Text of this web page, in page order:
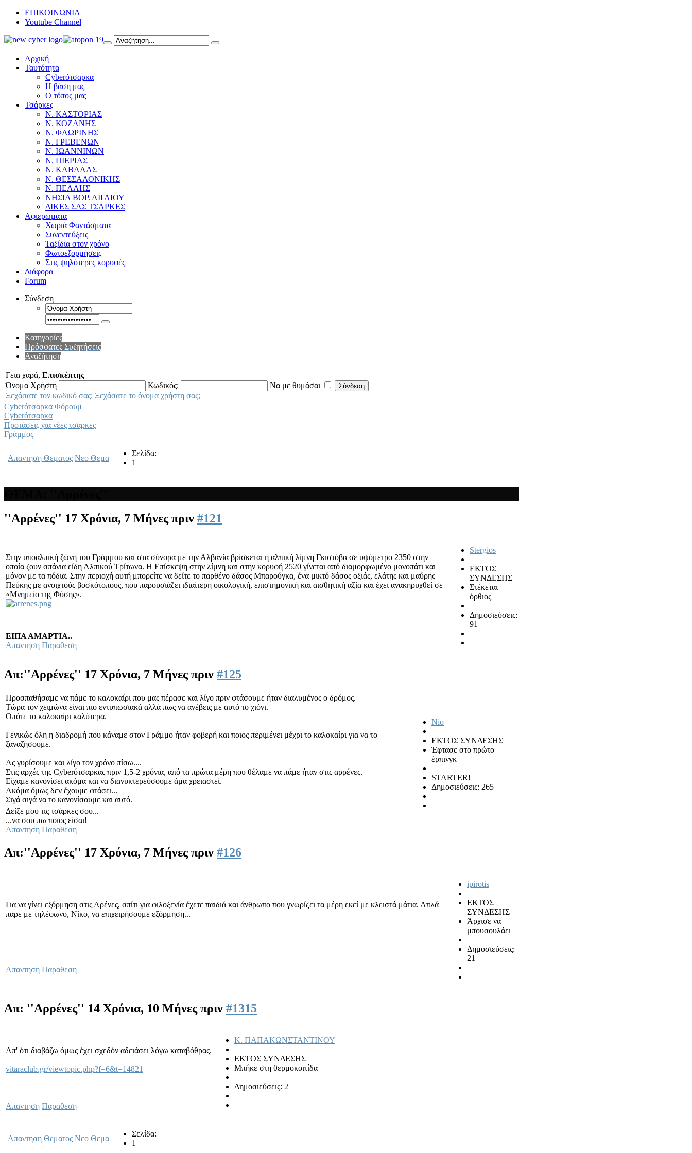
ΕΠΙΚΟΙΝΩΝΙΑ
Youtube Channel
Αρχική
Ταυτότητα
Cyberότσαρκα
Η βάση μας
Ο τόπος μας
Τσάρκες
Ν. ΚΑΣΤΟΡΙΑΣ
Ν. ΚΟΖΑΝΗΣ
Ν. ΦΛΩΡΙΝΗΣ
Ν. ΓΡΕΒΕΝΩΝ
Ν. ΙΩΑΝΝΙΝΩΝ
Ν. ΠΙΕΡΙΑΣ
Ν. ΚΑΒΑΛΑΣ
Ν. ΘΕΣΣΑΛΟΝΙΚΗΣ
Ν. ΠΕΛΛΗΣ
ΝΗΣΙΑ ΒΟΡ. ΑΙΓΑΙΟΥ
ΔΙΚΕΣ ΣΑΣ ΤΣΑΡΚΕΣ
Αφιερώματα
Χωριά Φαντάσματα
Συνεντεύξεις
Ταξίδια στον χρόνο
Φωτοεξορμήσεις
Στις ψηλότερες κορυφές
Διάφορα
Forum
Σύνδεση
Κατηγορίες
Πρόσφατες Συζητήσεις
Αναζήτηση
Γεια χαρά, Επισκέπτης
Όνομα Χρήστη
Κωδικός:
Να με θυμάσαι
Ξεχάσατε τον κωδικό σας; Ξεχάσατε το όνομα χρήστη σας;
Cyberότσαρκα Φόρουμ
Cyberότσαρκα
Προτάσεις για νέες τσάρκες
Γράμμος
Απαντηση Θεματος Νεο Θεμα
Σελίδα:
1
''Αρρένες'' 17 Χρόνια, 7 Μήνες πριν #121
Στην υποαλπική ζώνη του Γράμμου και στα σύνορα με την Αλβανία βρίσκεται η αλπική λίμνη Γκιστόβα σε υψόμετρο 2350 στην
οποία ζουν σπάνια είδη Αλπικού Τρίτωνα. Η Επίσκεψη στην λίμνη και στην κορυφή 2520 γίνεται από διαμορφωμένο μονοπάτι και
μόνον με τα πόδια. Στην περιοχή αυτή μπορείτε να δείτε το παρθένο δάσος Μπαρούγκα, ένα μικτό δάσος οξιάς, ελάτης και μαύρης
Πεύκης με ανοιχτούς βοσκότοπους, που παρουσιάζει ιδιαίτερη οικολογική, επιστημονική και αισθητική αξία και έχει ανακηρυχθεί σε
«Μνημείο της Φύσης».
Stergios
ΕΚΤΟΣ
ΣΥΝΔΕΣΗΣ
Στέκεται
όρθιος
Δημοσιεύσεις:
91
ΕΙΠΑ ΑΜΑΡΤΙΑ..
Απαντηση Παραθεση
Απ:''Αρρένες'' 17 Χρόνια, 7 Μήνες πριν #125
Προσπαθήσαμε να πάμε το καλοκαίρι που μας πέρασε και λίγο πριν φτάσουμε ήταν διαλυμένος ο δρόμος.
Τώρα τον χειμώνα είναι πιο εντυπωσιακά αλλά πως να ανέβεις με αυτό το χιόνι.
Οπότε το καλοκαίρι καλύτερα.
Γενικώς όλη η διαδρομή που κάναμε στον Γράμμο ήταν φοβερή και ποιος περιμένει μέχρι το καλοκαίρι για να το
ξαναζήσουμε.
Ας γυρίσουμε και λίγο τον χρόνο πίσω....
Στις αρχές της Cyberότσαρκας πριν 1,5-2 χρόνια, από τα πρώτα μέρη που θέλαμε να πάμε ήταν στις αρρένες.
Είχαμε κανονίσει ακόμα και να διανυκτερεύσουμε άμα χρειαστεί.
Ακόμα όμως δεν έχουμε φτάσει...
Σιγά σιγά να το κανονίσουμε και αυτό.
Nio
ΕΚΤΟΣ ΣΥΝΔΕΣΗΣ
Έφτασε στο πρώτο
έρπινγκ
STARTER!
Δημοσιεύσεις: 265
Δείξε μου τις τσάρκες σου...
...να σου πω ποιος είσαι!
Απαντηση Παραθεση
Απ:''Αρρένες'' 17 Χρόνια, 7 Μήνες πριν #126
Για να γίνει εξόρμηση στις Αρένες, σπίτι για φιλοξενία έχετε παιδιά και άνθρωπο που γνωρίζει τα μέρη εκεί με κλειστά μάτια. Απλά
παρε με τηλέφωνο, Νίκο, να επιχειρήσουμε εξόρμηση...
ipirotis
ΕΚΤΟΣ
ΣΥΝΔΕΣΗΣ
Άρχισε να
μπουσουλάει
Δημοσιεύσεις:
21
Απαντηση Παραθεση
Απ: ''Αρρένες'' 14 Χρόνια, 10 Μήνες πριν #1315
Απ' ότι διαβάζω όμως έχει σχεδόν αδειάσει λόγω καταβόθρας.
vitaraclub.gr/viewtopic.php?f=6&t=14821
Κ. ΠΑΠΑΚΩΝΣΤΑΝΤΙΝΟΥ
ΕΚΤΟΣ ΣΥΝΔΕΣΗΣ
Μπήκε στη θερμοκοιτίδα
Δημοσιεύσεις: 2
Απαντηση Παραθεση
Απαντηση Θεματος Νεο Θεμα
Σελίδα:
1